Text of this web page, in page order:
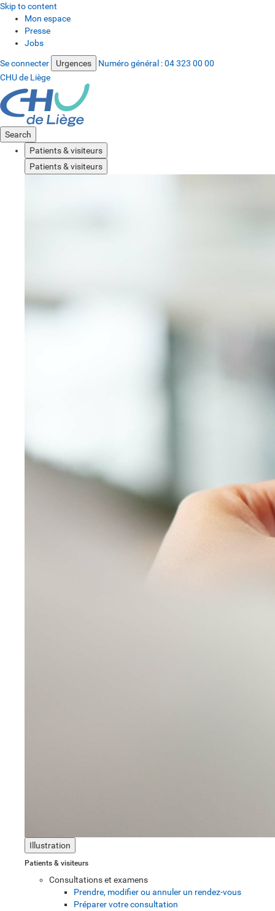
Skip to content
Mon espace
Presse
Jobs
Se connecter Urgences Numéro général :04 323 00 00
CHU de Liège
Search
Patients & visiteurs
Patients & visiteurs
Illustration
Patients & visiteurs
Consultations et examens
Prendre, modifier ou annuler un rendez-vous
Préparer votre consultation